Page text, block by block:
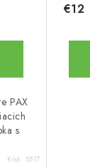
PAX
s
Kód: 5517
€12